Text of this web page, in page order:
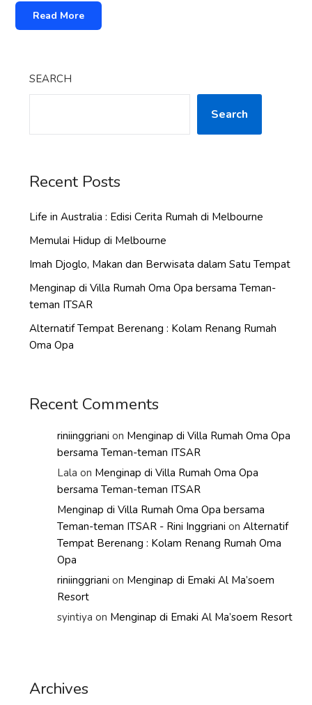
Read More
SEARCH
Search
Recent Posts
Life in Australia : Edisi Cerita Rumah di Melbourne
Memulai Hidup di Melbourne
Imah Djoglo, Makan dan Berwisata dalam Satu Tempat
Menginap di Villa Rumah Oma Opa bersama Teman-
teman ITSAR
Alternatif Tempat Berenang : Kolam Renang Rumah
Oma Opa
Recent Comments
riniinggriani on Menginap di Villa Rumah Oma Opa
bersama Teman-teman ITSAR
Lala on Menginap di Villa Rumah Oma Opa
bersama Teman-teman ITSAR
Menginap di Villa Rumah Oma Opa bersama
Teman-teman ITSAR - Rini Inggriani onAlternatif
Tempat Berenang : Kolam Renang Rumah Oma
Opa
riniinggriani on Menginap di Emaki Al Ma’soem
Resort
syintiya on Menginap di Emaki Al Ma’soem Resort
Archives